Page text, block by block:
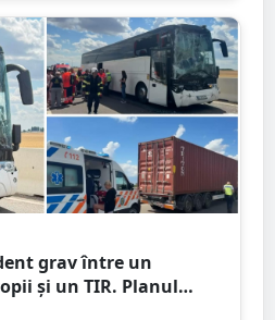
grav între un
și un TIR. Planul
12 victime la spital